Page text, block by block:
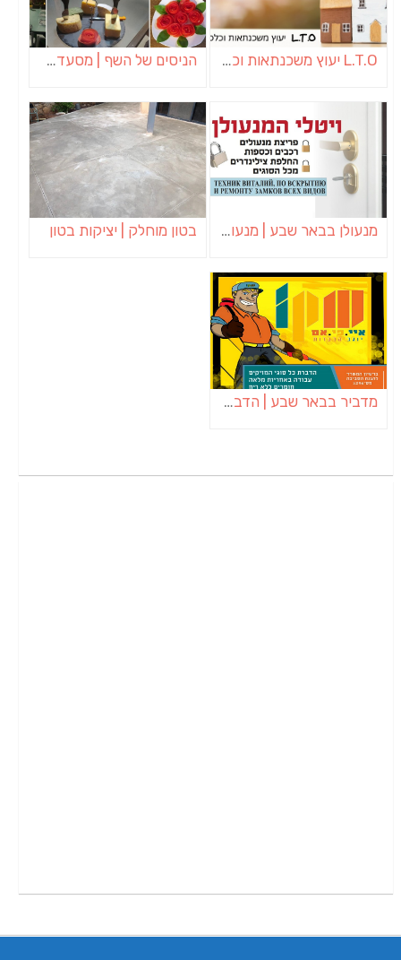
L.T.O יעוץ משכנתאות וכלכלת משפחה | יועץ משכנתאות באשכול הניסים של השף | מסעדת שף בבית | ארוחות גורמה
מנעולן בבאר שבע | מנעולן באופקים | ויטלי המנעולן בטון מוחלק | יציקות בטון
מדביר בבאר שבע | הדברה בבאר שבע | יוגב הדברות